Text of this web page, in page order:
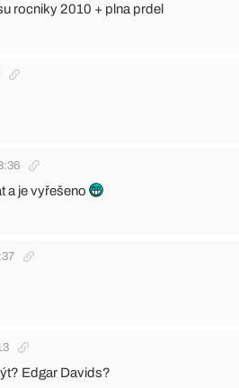
rocniky 2010 + plna prdel
a je vyřešeno
Edgar Davids?